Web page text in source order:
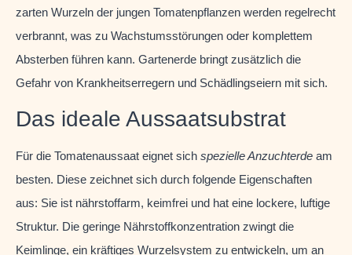
zarten Wurzeln der jungen Tomatenpflanzen werden regelrecht
verbrannt, was zu Wachstumsstörungen oder komplettem
Absterben führen kann. Gartenerde bringt zusätzlich die
Gefahr von Krankheitserregern und Schädlingseiern mit sich.
Das ideale Aussaatsubstrat
Für die Tomatenaussaat eignet sich spezielle Anzuchterde am
besten. Diese zeichnet sich durch folgende Eigenschaften
aus: Sie ist nährstoffarm, keimfrei und hat eine lockere, luftige
Struktur. Die geringe Nährstoffkonzentration zwingt die
Keimlinge, ein kräftiges Wurzelsystem zu entwickeln, um an